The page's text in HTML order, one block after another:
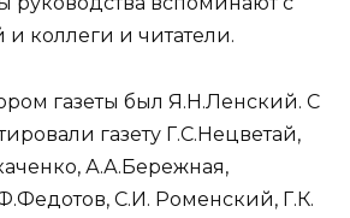
и коллеги и читатели.
газеты был Я.Н.Ленский. С
газету Г.С.Нецветай,
А.А.Бережная,
С.И. Роменский, Г.К.